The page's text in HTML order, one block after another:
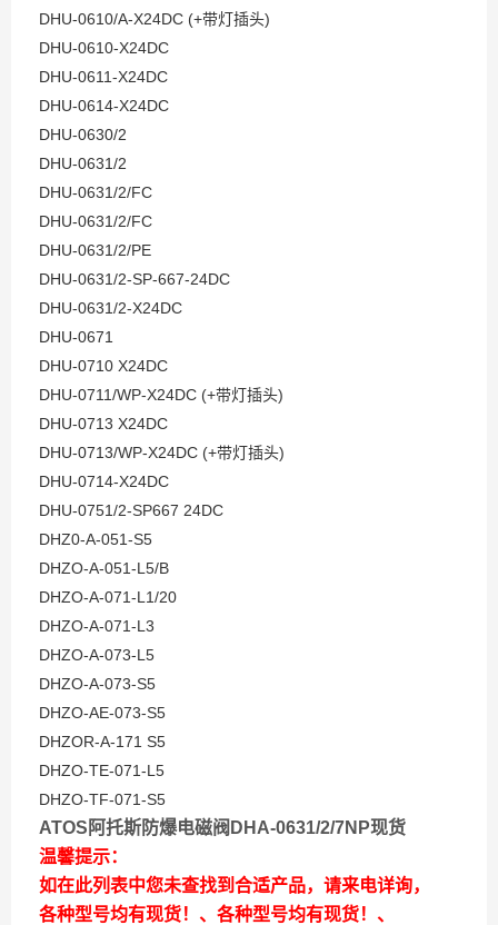
DHU-0610/A-X24DC (+带灯插头)
DHU-0610-X24DC
DHU-0611-X24DC
DHU-0614-X24DC
DHU-0630/2
DHU-0631/2
DHU-0631/2/FC
DHU-0631/2/FC
DHU-0631/2/PE
DHU-0631/2-SP-667-24DC
DHU-0631/2-X24DC
DHU-0671
DHU-0710 X24DC
DHU-0711/WP-X24DC (+带灯插头)
DHU-0713 X24DC
DHU-0713/WP-X24DC (+带灯插头)
DHU-0714-X24DC
DHU-0751/2-SP667 24DC
DHZ0-A-051-S5
DHZO-A-051-L5/B
DHZO-A-071-L1/20
DHZO-A-071-L3
DHZO-A-073-L5
DHZO-A-073-S5
DHZO-AE-073-S5
DHZOR-A-171 S5
DHZO-TE-071-L5
DHZO-TF-071-S5
ATOS阿托斯防爆电磁阀DHA-0631/2/7NP现货
温馨提示：
如在此列表中您未查找到合适产品，请来电详询，
各种型号均有现货！、各种型号均有现货！、